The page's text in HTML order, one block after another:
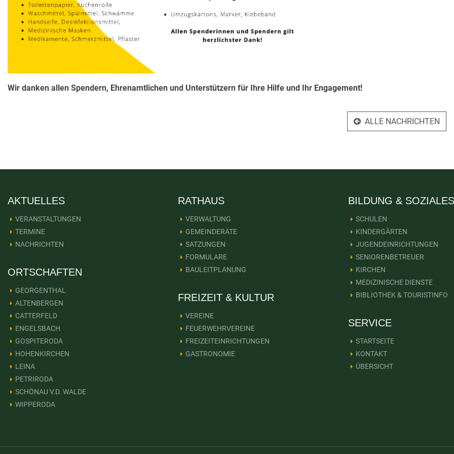
Wir danken allen Spendern, Ehrenamtlichen und Unterstützern für Ihre Hilfe und Ihr Engagement!
ALLE NACHRICHTEN
AKTUELLES
VERANSTALTUNGEN
TERMINE
NACHRICHTEN
ORTSCHAFTEN
GEORGENTHAL
ALTENBERGEN
CATTERFELD
ENGELSBACH
GOSPITERODA
HOHENKIRCHEN
LEINA
PETRIRODA
SCHÖNAU V.D. WALDE
WIPPERODA
RATHAUS
VERWALTUNG
GEMEINDERÄTE
SATZUNGEN
FORMULARE
BAULEITPLANUNG
FREIZEIT & KULTUR
VEREINE
FEUERWEHRVEREINE
FREIZEITEINRICHTUNGEN
GASTRONOMIE
BILDUNG & SOZIALES
SCHULEN
KINDERGÄRTEN
JUGENDEINRICHTUNGEN
SENIORENBETREUER
KIRCHEN
MEDIZINISCHE DIENSTE
BIBLIOTHEK & TOURISTINFO
SERVICE
STARTSEITE
KONTAKT
ÜBERSICHT